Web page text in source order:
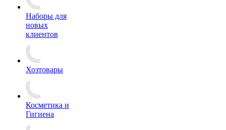
Наборы для
новых
клиентов
Хозтовары
Косметика и
Гигиена